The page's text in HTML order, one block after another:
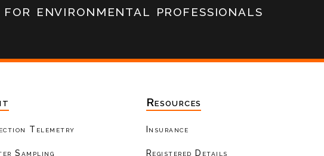
for environmental professionals
Telemetry
Sampling
Resources
Insurance
Registered Details